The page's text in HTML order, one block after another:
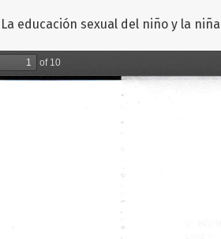
Volver a los detalles del artículo
La educación sexual del niño y la